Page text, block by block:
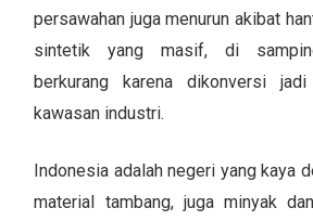
persawahan juga menurun akibat
sintetik yang masif, di
berkurang karena dikonversi
kawasan industri.
Indonesia adalah negeri yang kaya
material tambang, juga minyak